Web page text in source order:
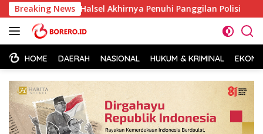
Langsung
ke
konten
Breaking News
84 Halsel Akhirnya Penuhi Panggilan Polisi BPJN
HOME DAERAH NASIONAL HUKUM & KRIMINAL